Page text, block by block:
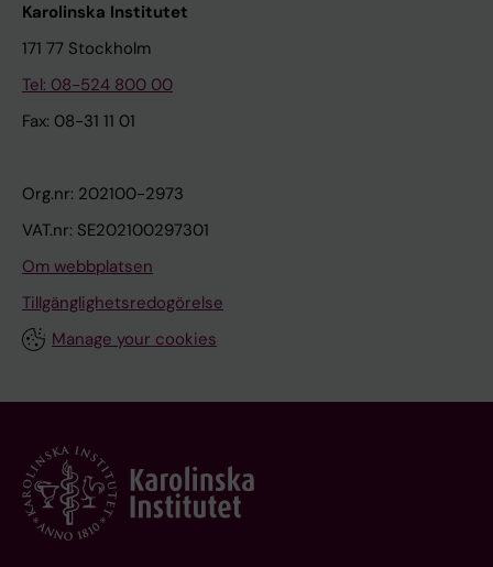
Karolinska Institutet
171 77 Stockholm
Tel: 08-524 800 00
Fax: 08-31 11 01
Org.nr: 202100-2973
VAT.nr: SE202100297301
Om webbplatsen
Tillgänglighetsredogörelse
Manage your cookies